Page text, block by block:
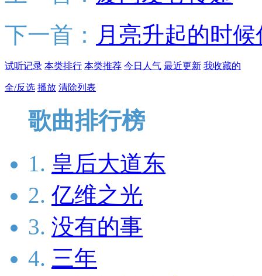
下一首： 月亮升起的时
试听记录 本类排行 本类推荐 今日人气 最近更新 我收藏的
全/反选 播放 清除列表
歌曲排行榜
1. 皇后大道东
2. 亿维之光
3. 没有的事
4. 三年